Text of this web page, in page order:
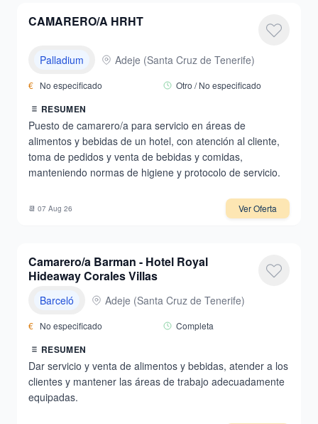
CAMARERO/A HRHT
Palladium Adeje (Santa Cruz de Tenerife)
€ No especificado Otro / No especificado
RESUMEN
Puesto de camarero/a para servicio en áreas de
alimentos y bebidas de un hotel, con atención al cliente,
toma de pedidos y venta de bebidas y comidas,
manteniendo normas de higiene y protocolo de servicio.
📆 07 Aug 26 Ver Oferta
Camarero/a Barman - Hotel Royal
Hideaway Corales Villas
Barceló Adeje (Santa Cruz de Tenerife)
€ No especificado Completa
RESUMEN
Dar servicio y venta de alimentos y bebidas, atender a los
clientes y mantener las áreas de trabajo adecuadamente
equipadas.